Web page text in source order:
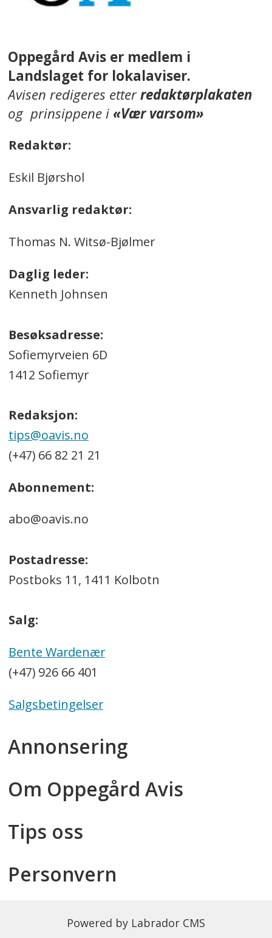
Oppegård Avis er medlem i
Landslaget for lokalaviser.
Avisen redigeres etterredaktørplakaten
og prinsippene i«Vær varsom»
Redaktør:
Eskil Bjørshol
Ansvarlig redaktør:
Thomas N. Witsø-Bjølmer
Daglig leder:
Kenneth Johnsen
Besøksadresse:
Sofiemyrveien 6D
1412 Sofiemyr
Redaksjon:
tips@oavis.no
(+47) 66 82 21 21
Abonnement:
abo@oavis.no
Postadresse:
Postboks 11, 1411 Kolbotn
Salg:
Bente Wardenær
(+47) 926 66 401
Salgsbetingelser
Annonsering
Om Oppegård Avis
Tips oss
Personvern
Powered by Labrador CMS